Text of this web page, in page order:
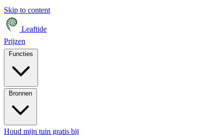
Skip to content
Leaftide
Prijzen
Houd mijn tuin gratis bij